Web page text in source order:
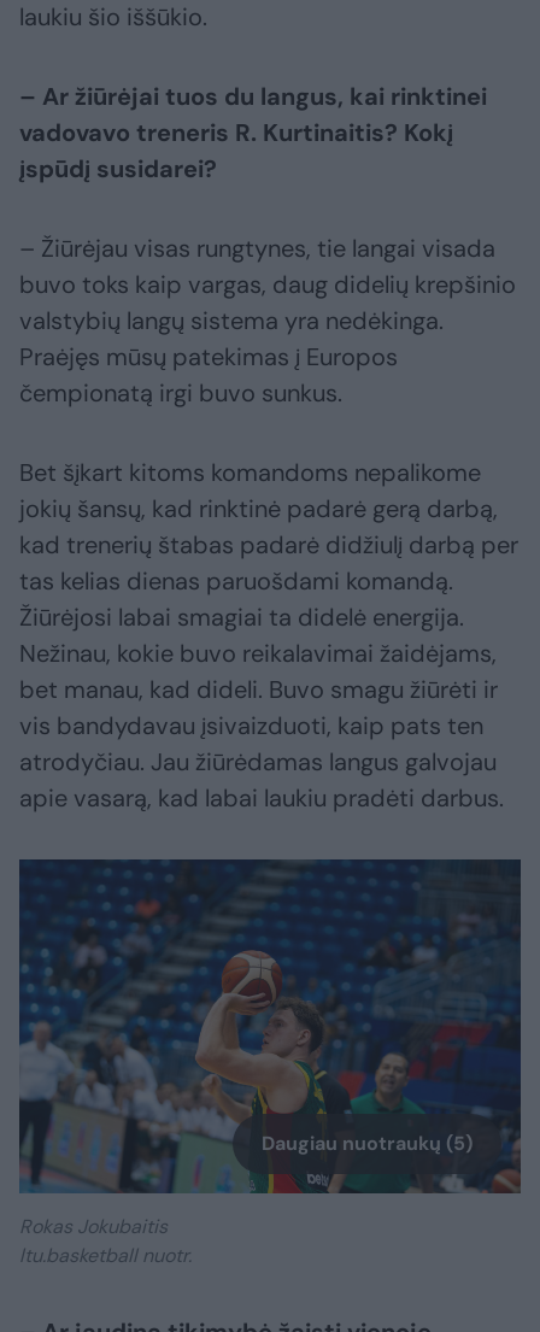
laukiu šio iššūkio.
– Ar žiūrėjai tuos du langus, kai rinktinei
vadovavo treneris R. Kurtinaitis? Kokį
įspūdį susidarei?
– Žiūrėjau visas rungtynes, tie langai visada
buvo toks kaip vargas, daug didelių krepšinio
valstybių langų sistema yra nedėkinga.
Praėjęs mūsų patekimas į Europos
čempionatą irgi buvo sunkus.
Bet šįkart kitoms komandoms nepalikome
jokių šansų, kad rinktinė padarė gerą darbą,
kad trenerių štabas padarė didžiulį darbą per
tas kelias dienas paruošdami komandą.
Žiūrėjosi labai smagiai ta didelė energija.
Nežinau, kokie buvo reikalavimai žaidėjams,
bet manau, kad dideli. Buvo smagu žiūrėti ir
vis bandydavau įsivaizduoti, kaip pats ten
atrodyčiau. Jau žiūrėdamas langus galvojau
apie vasarą, kad labai laukiu pradėti darbus.
Daugiau nuotraukų (5)
Rokas Jokubaitis
ltu.basketball nuotr.